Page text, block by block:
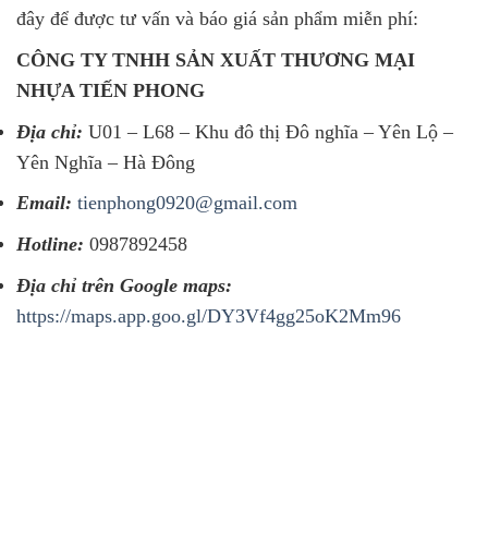
đây để được tư vấn và báo giá sản phẩm miễn phí:
CÔNG TY TNHH SẢN XUẤT THƯƠNG MẠI
NHỰA TIẾN PHONG
Địa chỉ: U01 – L68 – Khu đô thị Đô nghĩa – Yên Lộ –
Yên Nghĩa – Hà Đông
Email: tienphong0920@gmail.com
Hotline: 0987892458
Địa chỉ trên Google maps:
https://maps.app.goo.gl/DY3Vf4gg25oK2Mm96